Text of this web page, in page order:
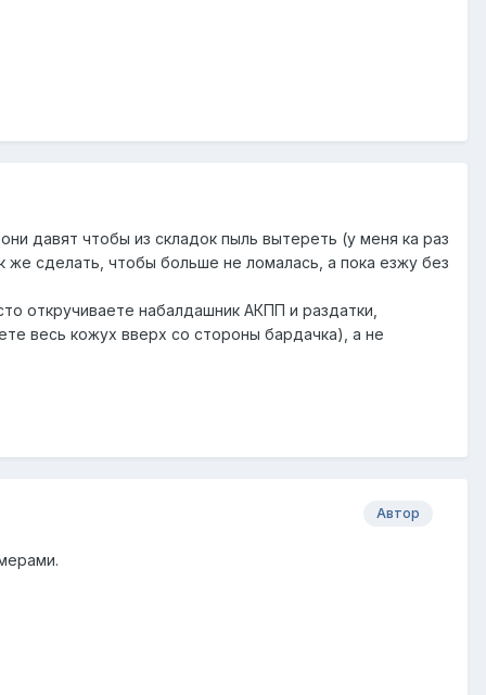
давят чтобы из складок пыль вытереть (у меня ка раз
же сделать, чтобы больше не ломалась, а пока езжу без
откручиваете набалдашник АКПП и раздатки,
весь кожух вверх со стороны бардачка), а не
Автор